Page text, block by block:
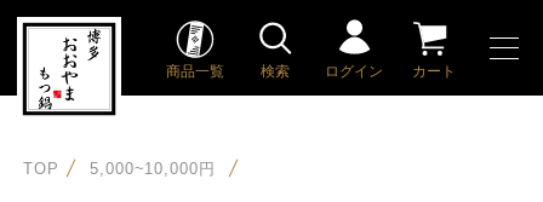
商品一覧 検索 ログイン カート
TOP 5,000~10,000円